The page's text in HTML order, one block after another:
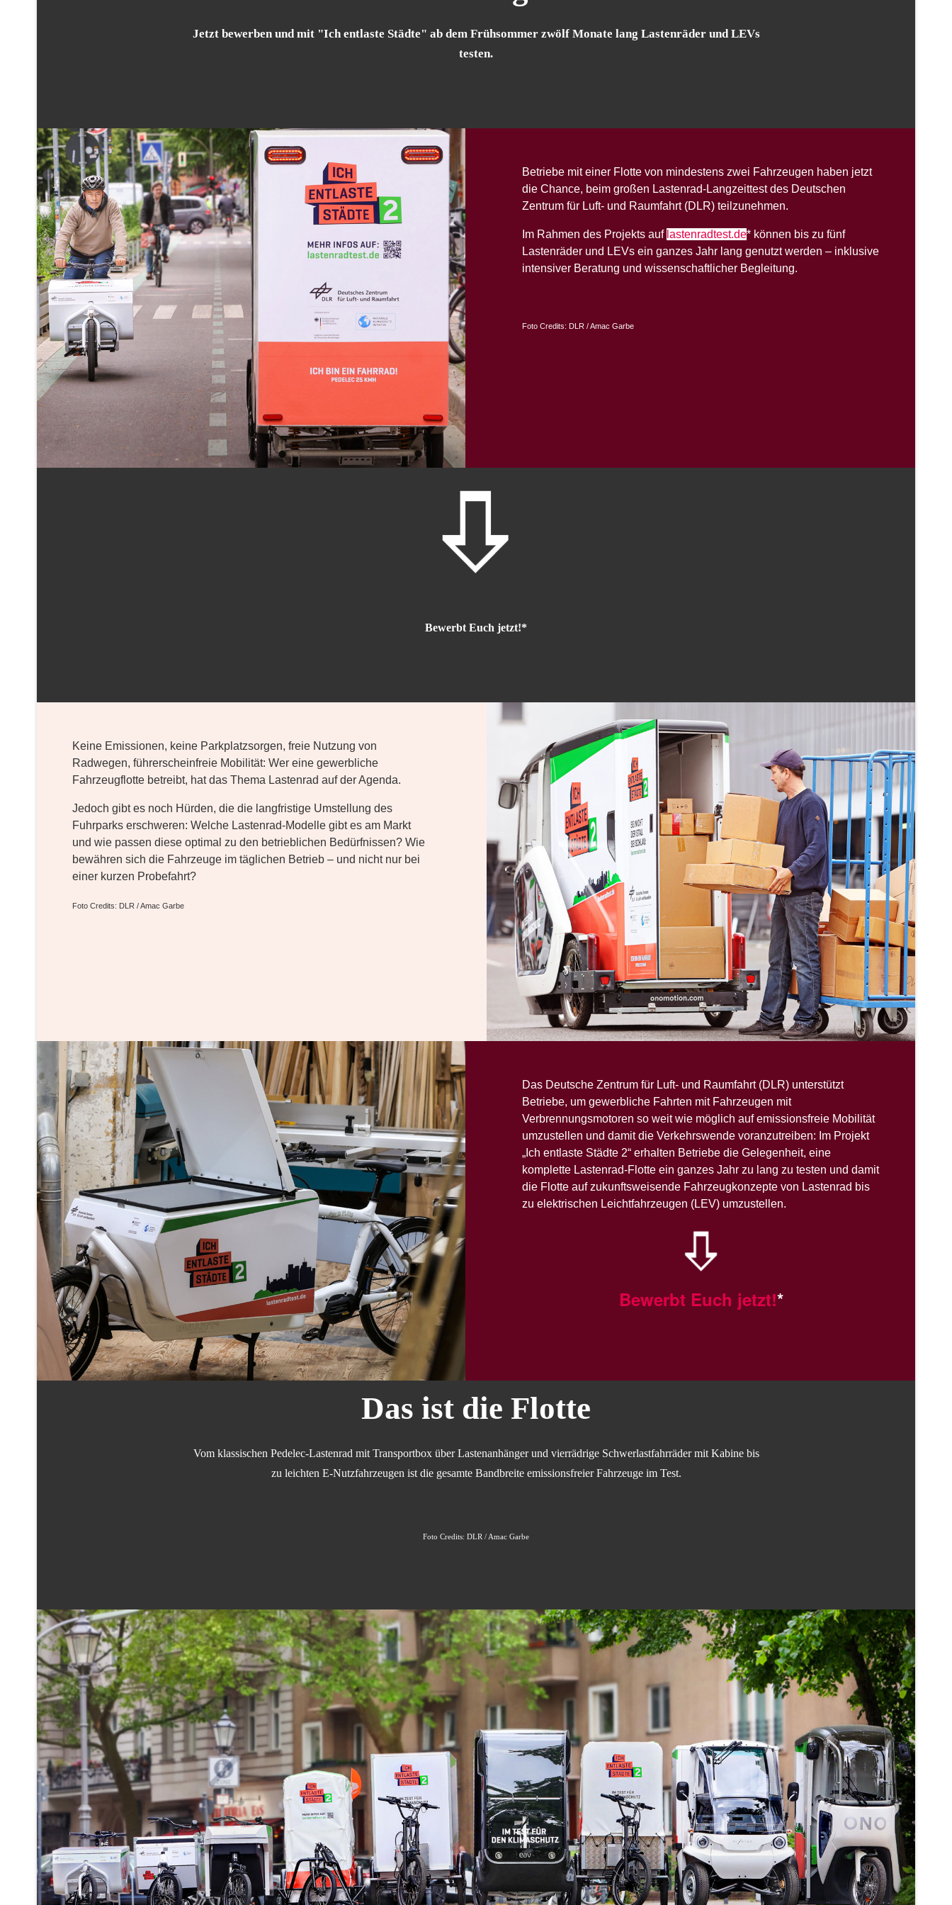
Jetzt bewerben und mit "Ich entlaste Städte" ab dem Frühsommer zwölf Monate lang Lastenräder und LEVs
testen.
Betriebe mit einer Flotte von mindestens zwei Fahrzeugen haben jetzt
die Chance, beim großen Lastenrad-Langzeittest des Deutschen
Zentrum für Luft- und Raumfahrt (DLR) teilzunehmen.
Im Rahmen des Projekts auf lastenradtest.de* können bis zu fünf
Lastenräder und LEVs ein ganzes Jahr lang genutzt werden – inklusive
intensiver Beratung und wissenschaftlicher Begleitung.
Foto Credits: DLR / Amac Garbe
Bewerbt Euch jetzt!*
Keine Emissionen, keine Parkplatzsorgen, freie Nutzung von
Radwegen, führerscheinfreie Mobilität: Wer eine gewerbliche
Fahrzeugflotte betreibt, hat das Thema Lastenrad auf der Agenda.
Jedoch gibt es noch Hürden, die die langfristige Umstellung des
Fuhrparks erschweren: Welche Lastenrad-Modelle gibt es am Markt
und wie passen diese optimal zu den betrieblichen Bedürfnissen? Wie
bewähren sich die Fahrzeuge im täglichen Betrieb – und nicht nur bei
einer kurzen Probefahrt?
Foto Credits: DLR / Amac Garbe
Das Deutsche Zentrum für Luft- und Raumfahrt (DLR) unterstützt
Betriebe, um gewerbliche Fahrten mit Fahrzeugen mit
Verbrennungsmotoren so weit wie möglich auf emissionsfreie Mobilität
umzustellen und damit die Verkehrswende voranzutreiben: Im Projekt
„Ich entlaste Städte 2“ erhalten Betriebe die Gelegenheit, eine
komplette Lastenrad-Flotte ein ganzes Jahr zu lang zu testen und damit
die Flotte auf zukunftsweisende Fahrzeugkonzepte von Lastenrad bis
zu elektrischen Leichtfahrzeugen (LEV) umzustellen.
Bewerbt Euch jetzt!*
Das ist die Flotte
Vom klassischen Pedelec-Lastenrad mit Transportbox über Lastenanhänger und vierrädrige Schwerlastfahrräder mit Kabine bis
zu leichten E-Nutzfahrzeugen ist die gesamte Bandbreite emissionsfreier Fahrzeuge im Test.
Foto Credits: DLR / Amac Garbe